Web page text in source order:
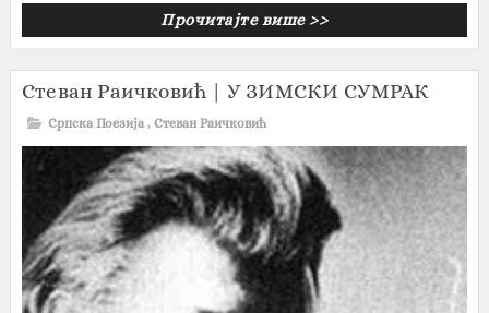
Прочитајте више >>
Стеван Раичковић | У ЗИМСКИ СУМРАК
Српска Поезија , Стеван Раичковић